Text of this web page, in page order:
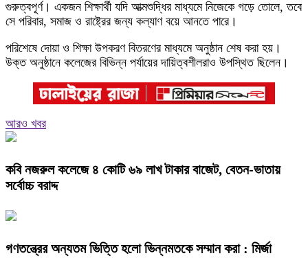
গুরুত্বপূর্ণ। একজন শিক্ষার্থী যদি আত্মশুদ্ধির মাধ্যমে নিজেকে গড়ে তোলে, তবে
সে পরিবার, সমাজ ও রাষ্ট্রের জন্য কল্যাণ বয়ে আনতে পারে।
পরিশেষে দোয়া ও শিক্ষা উপকরণ বিতরণের মাধ্যমে অনুষ্ঠান শেষ করা হয়।
উক্ত অনুষ্ঠানে কলেজের বিভিন্ন পর্যায়ের দায়িত্বশীলরাও উপস্থিত ছিলেন।
আরও খবর
কবি নজরুল কলেজে ৪ কোটি ৬৯ লাখ টাকার বাজেট, বেতন-ভাতায়
সর্বোচ্চ বরাদ্দ
গণতন্ত্রের অন্যতম ভিত্তি হলো ভিন্নমতকে সম্মান করা : মির্জা